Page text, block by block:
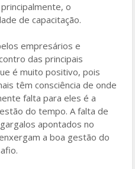
o
de capacitação.
empresários e
das principais
é muito positivo, pois
têm consciência de onde
falta para eles é a
do tempo. A falta de
apontados no
a boa gestão do